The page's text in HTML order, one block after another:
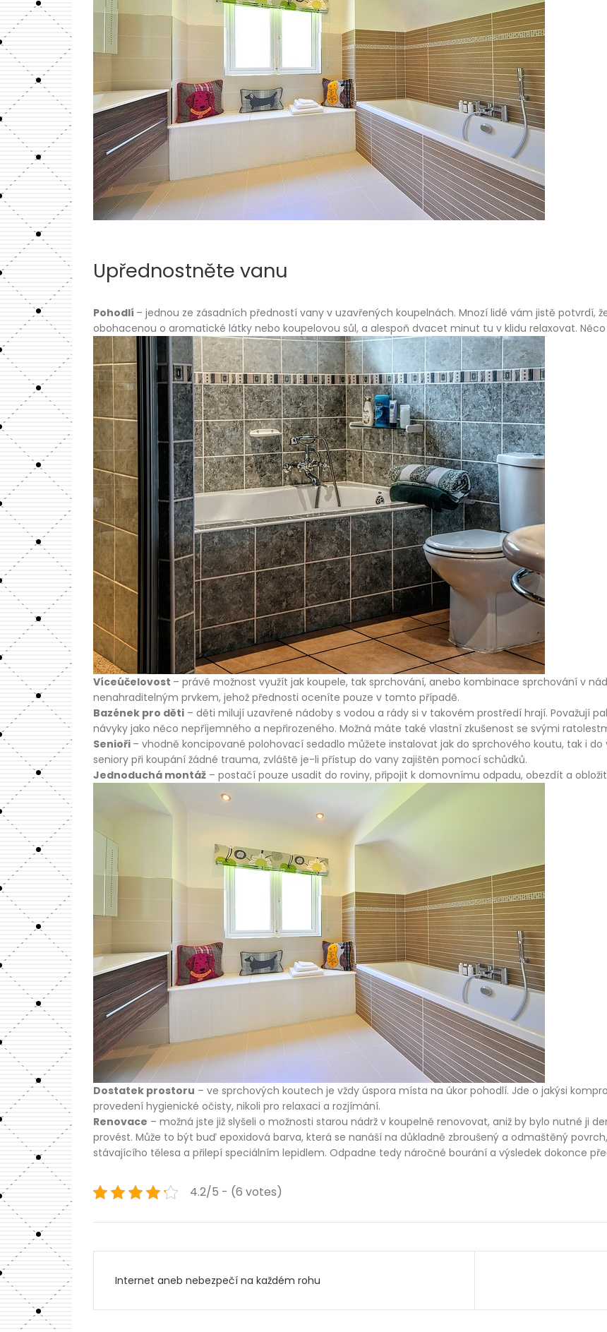
Upřednostněte vanu
Pohodlí – jednou ze zásadních předností vany v uzavřených koupelnách. Mnozí lidé vám jistě potvrdí,
obohacenou o aromatické látky nebo koupelovou sůl, a alespoň dvacet minut tu v klidu relaxovat.
Víceúčelovost – právě možnost využít jak koupele, tak sprchování, anebo kombinace sprchování v
nenahraditelným prvkem, jehož přednosti oceníte pouze v tomto případě.
Bazének pro děti – děti milují uzavřené nádoby s vodou a rády si v takovém prostředí hrají. Považují
návyky jako něco nepříjemného a nepřirozeného. Možná máte také vlastní zkušenost se svými
Senioři – vhodně koncipované polohovací sedadlo můžete instalovat jak do sprchového koutu, tak i
seniory při koupání žádné trauma, zvláště je-li přístup do vany zajištěn pomocí schůdků.
Jednoduchá montáž – postačí pouze usadit do roviny, připojit k domovnímu odpadu, obezdít a
Dostatek prostoru – ve sprchových koutech je vždy úspora místa na úkor pohodlí. Jde o jakýsi
provedení hygienické očisty, nikoli pro relaxaci a rozjímání.
Renovace – možná jste již slyšeli o možnosti starou nádrž v koupelně renovovat, aniž by bylo nutné ji
provést. Může to být buď epoxidová barva, která se nanáší na důkladně zbroušený a odmaštěný
stávajícího tělesa a přilepí speciálním lepidlem. Odpadne tedy náročné bourání a výsledek dokonce
4.2/5 - (6 votes)
Internet aneb nebezpečí na každém rohu